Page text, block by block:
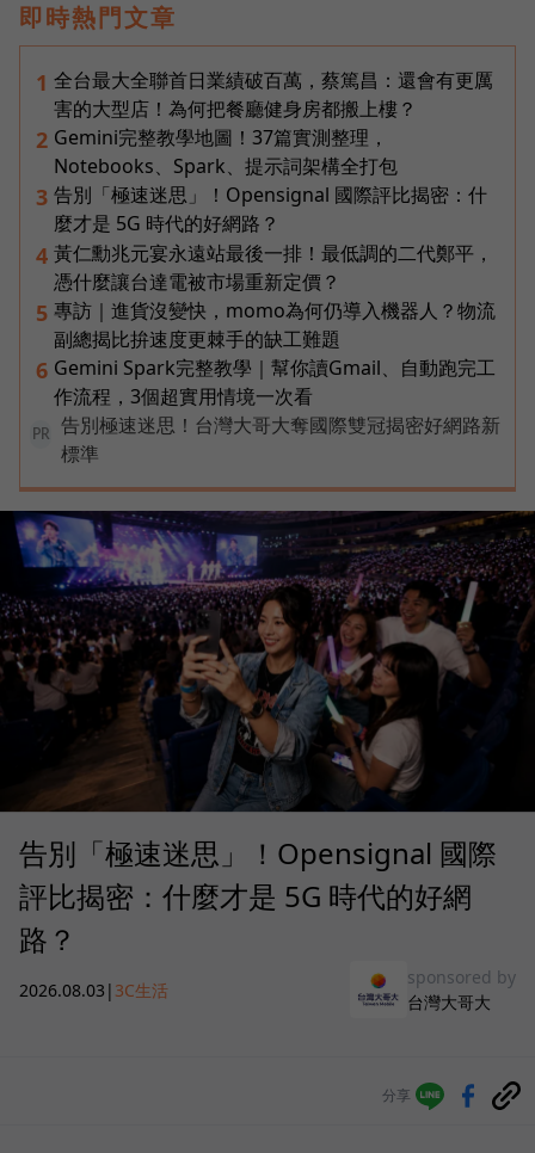
即時熱門文章
1 全台最大全聯首日業績破百萬，蔡篤昌：還會有更厲
害的大型店！為何把餐廳健身房都搬上樓？
2 Gemini完整教學地圖！37篇實測整理，
Notebooks、Spark、提示詞架構全打包
3 告別「極速迷思」！Opensignal 國際評比揭密：什
麼才是 5G 時代的好網路？
4 黃仁勳兆元宴永遠站最後一排！最低調的二代鄭平，
憑什麼讓台達電被市場重新定價？
5 專訪｜進貨沒變快，momo為何仍導入機器人？物流
副總揭比拚速度更棘手的缺工難題
6 Gemini Spark完整教學｜幫你讀Gmail、自動跑完工
作流程，3個超實用情境一次看
PR
告別極速迷思！台灣大哥大奪國際雙冠揭密好網路新
標準
告別「極速迷思」！Opensignal 國際
評比揭密：什麼才是 5G 時代的好網
路？
2026.08.03 | 3C生活
sponsored by
台灣大哥大
分享